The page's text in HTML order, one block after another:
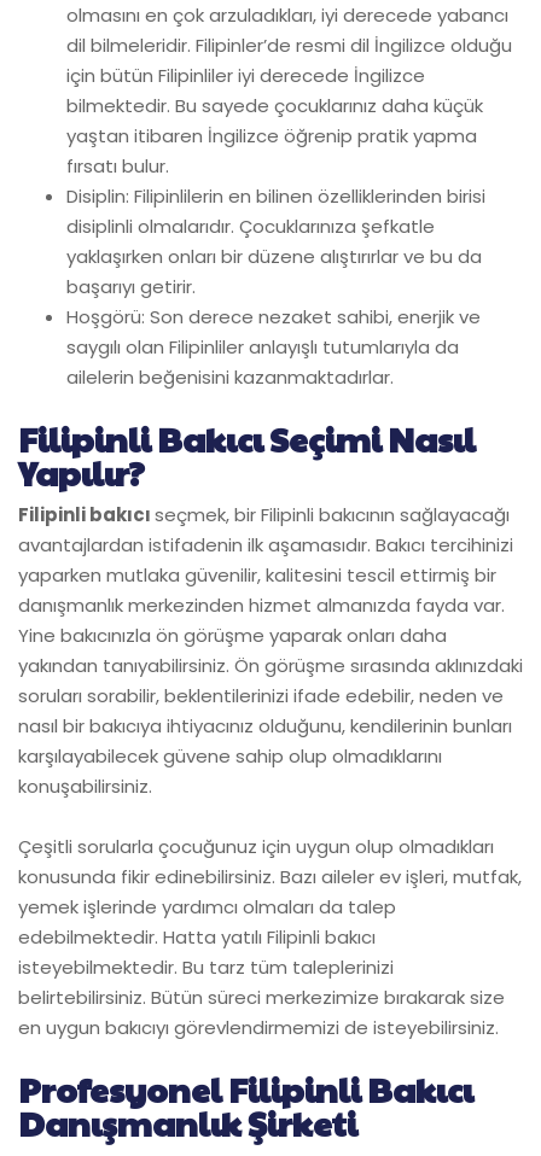
olmasını en çok arzuladıkları, iyi derecede yabancı
dil bilmeleridir. Filipinler’de resmi dil İngilizce olduğu
için bütün Filipinliler iyi derecede İngilizce
bilmektedir. Bu sayede çocuklarınız daha küçük
yaştan itibaren İngilizce öğrenip pratik yapma
fırsatı bulur.
Disiplin: Filipinlilerin en bilinen özelliklerinden birisi
disiplinli olmalarıdır. Çocuklarınıza şefkatle
yaklaşırken onları bir düzene alıştırırlar ve bu da
başarıyı getirir.
Hoşgörü: Son derece nezaket sahibi, enerjik ve
saygılı olan Filipinliler anlayışlı tutumlarıyla da
ailelerin beğenisini kazanmaktadırlar.
Filipinli Bakıcı Seçimi Nasıl
Yapılır?
Filipinli bakıcıseçmek, bir Filipinli bakıcının sağlayacağı
avantajlardan istifadenin ilk aşamasıdır. Bakıcı tercihinizi
yaparken mutlaka güvenilir, kalitesini tescil ettirmiş bir
danışmanlık merkezinden hizmet almanızda fayda var.
Yine bakıcınızla ön görüşme yaparak onları daha
yakından tanıyabilirsiniz. Ön görüşme sırasında aklınızdaki
soruları sorabilir, beklentilerinizi ifade edebilir, neden ve
nasıl bir bakıcıya ihtiyacınız olduğunu, kendilerinin bunları
karşılayabilecek güvene sahip olup olmadıklarını
konuşabilirsiniz.
Çeşitli sorularla çocuğunuz için uygun olup olmadıkları
konusunda fikir edinebilirsiniz. Bazı aileler ev işleri, mutfak,
yemek işlerinde yardımcı olmaları da talep
edebilmektedir. Hatta yatılı Filipinli bakıcı
isteyebilmektedir. Bu tarz tüm taleplerinizi
belirtebilirsiniz. Bütün süreci merkezimize bırakarak size
en uygun bakıcıyı görevlendirmemizi de isteyebilirsiniz.
Profesyonel Filipinli Bakıcı
Danışmanlık Şirketi